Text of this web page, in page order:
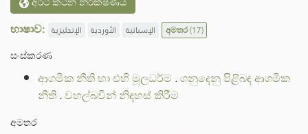
භාෂාව: الإنجليزية الأوردية الإسبانية අමතර(17)
සංස්කරණ
ආගමික නීති හා එහි මූලධර්ම .ගනුදෙනු පිළිබඳ ආගමික
නීති.වහල්බවින් නිදහස් කිරීම
අමතර